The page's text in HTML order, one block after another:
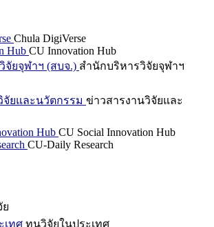
Chula DigiVerse
Hub CU Innovation Hub
จัยจุฬาฯ (สบจ.) สำนักบริหารวิจัยจุฬาฯ
จัยและนวัตกรรม ข่าวสารงานวิจัยและ
Hub CU Social Innovation Hub
CU-Daily Research
เทศ ทุนวิจัยในประเทศ